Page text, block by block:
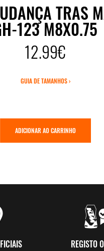
TRAS
123 M8X0.75
12.99€
GUIA DE TAMANHOS ›
ADICIONAR AO CARRINHO
REGISTO